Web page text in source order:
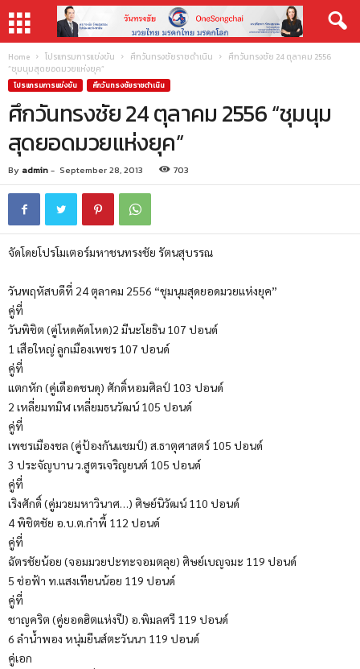
Home โปรแกรมการแข่งขัน ศึกวันทรงชัยราชดำเนิน
ศึกวันทรงชัย 24 ตุลาคม 2556
“ชุมนุมสุดยอดมวยแห่งยุค”
โปรแกรมการแข่งขัน ศึกวันทรงชัยราชดำเนิน
ศึกวันทรงชัย 24 ตุลาคม 2556 “ชุมนุม
สุดยอดมวยแห่งยุค”
By admin- September 28, 2013 703
จัดโดยโปรโมเตอร์มหาชนทรงชัย รัตนสุบรรณ
วันพฤหัสบดีที่ 24 ตุลาคม 2556 “ชุมนุมสุดยอดมวยแห่งยุค”
คู่ที่
วันพิชิต (คู่โหดคัดโหด)2 มีนะโยธิน 107 ปอนด์
1 เสือใหญ่ ลูกเมืองเพชร 107 ปอนด์
คู่ที่
แตกหัก (คู่เดือดชนดุ) ศักดิ์หอมศิลป์ 103 ปอนด์
2 เหลี่ยมทมิฬ เหลี่ยมธนวัฒน์ 105 ปอนด์
คู่ที่
เพชรเมืองชล (คู่ป้องกันแชมป์) ส.ธาตุศาสตร์ 105 ปอนด์
3 ประจัญบาน ว.สูตรเจริญยนต์ 105 ปอนด์
คู่ที่
เริงศักดิ์ (คู่มวยมหาวินาศ…) ศิษย์นิวัฒน์ 110 ปอนด์
4 พิชิตชัย อ.บ.ต.กำพี้ 112 ปอนด์
คู่ที่
ฉัตรชัยน้อย (จอมมวยปะทะจอมตลุย) ศิษย์เบญจมะ 119 ปอนด์
5 ช่อฟ้า ท.แสงเทียนน้อย 119 ปอนด์
คู่ที่
ชาญคริต (คู่ยอดฮิตแห่งปี) อ.พิมลศรี 119 ปอนด์
6 ลำน้ำพอง หนุ่มยีนส์ตะวันนา 119 ปอนด์
คู่เอก